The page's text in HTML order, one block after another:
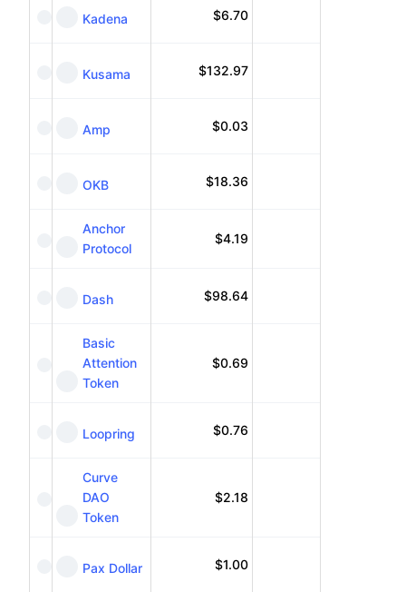
Kadena $6.70
Kusama $132.97
Amp $0.03
OKB $18.36
Anchor
Protocol
$4.19
Dash $98.64
Basic
Attention
Token
$0.69
Loopring $0.76
Curve
DAO
Token
$2.18
Pax Dollar $1.00